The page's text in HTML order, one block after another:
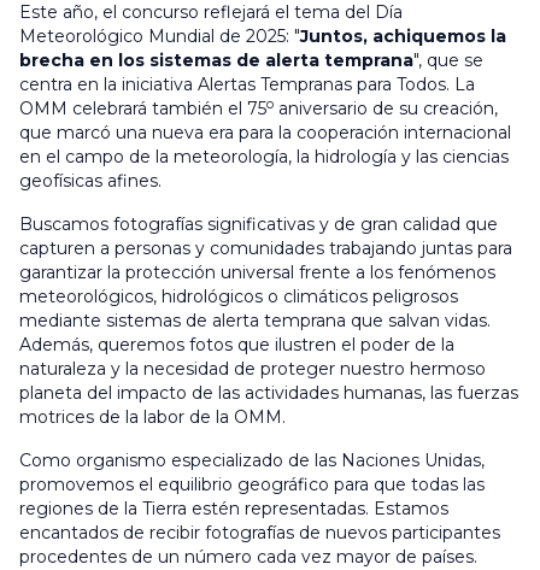
Este año, el concurso reflejará el tema del Día
Meteorológico Mundial de 2025: "Juntos, achiquemos la
brecha en los sistemas de alerta temprana", que se
centra en la iniciativa Alertas Tempranas para Todos. La
OMM celebrará también el 75o aniversario de su creación,
que marcó una nueva era para la cooperación internacional
en el campo de la meteorología, la hidrología y las ciencias
geofísicas afines.
Buscamos fotografías significativas y de gran calidad que
capturen a personas y comunidades trabajando juntas para
garantizar la protección universal frente a los fenómenos
meteorológicos, hidrológicos o climáticos peligrosos
mediante sistemas de alerta temprana que salvan vidas.
Además, queremos fotos que ilustren el poder de la
naturaleza y la necesidad de proteger nuestro hermoso
planeta del impacto de las actividades humanas, las fuerzas
motrices de la labor de la OMM.
Como organismo especializado de las Naciones Unidas,
promovemos el equilibrio geográfico para que todas las
regiones de la Tierra estén representadas. Estamos
encantados de recibir fotografías de nuevos participantes
procedentes de un número cada vez mayor de países.